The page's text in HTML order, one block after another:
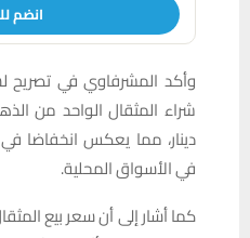
انضم
وأكد المشرفاوي في تصريح
دينار، مما يعكس انخفاضا
في الأسواق المحلية.